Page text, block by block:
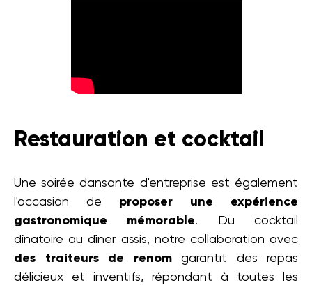
Restauration et cocktail
Une soirée dansante d'entreprise est également
l'occasion de proposer une expérience
gastronomique mémorable. Du cocktail
dînatoire au dîner assis, notre collaboration avec
des traiteurs de renomgarantit des repas
délicieux et inventifs, répondant à toutes les